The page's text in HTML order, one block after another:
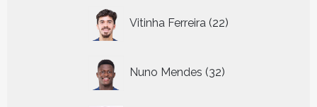
Vitinha Ferreira 22
producten
Nuno Mendes 32
producten